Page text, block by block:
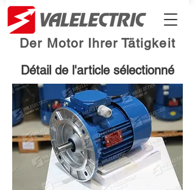
Der Motor Ihrer Tätigkeit
Détail de l'article sélectionné